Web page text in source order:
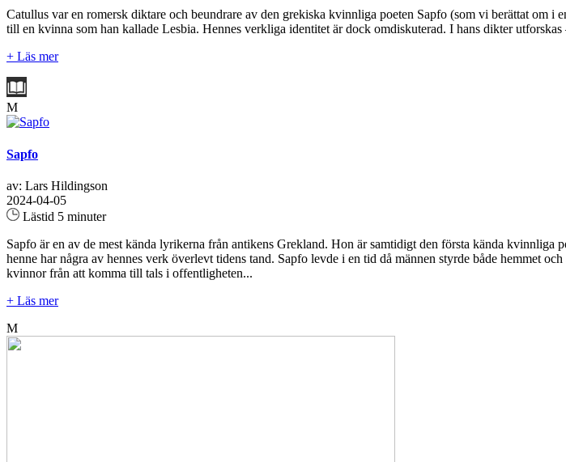
Catullus var en romersk diktare och beundrare av den grekiska kvinnliga poeten Sapfo (som vi berättat om
till en kvinna som han kallade Lesbia. Hennes verkliga identitet är dock omdiskuterad. I hans dikter
+ Läs mer
M
Sapfo
av: Lars Hildingson
2024-04-05
Lästid 5 minuter
Sapfo är en av de mest kända lyrikerna från antikens Grekland. Hon är samtidigt den första kända
henne har några av hennes verk överlevt tidens tand. Sapfo levde i en tid då männen styrde både hemmet
kvinnor från att komma till tals i offentligheten...
+ Läs mer
M